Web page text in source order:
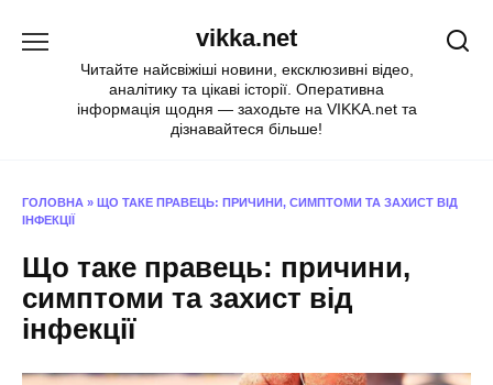
vikka.net
Читайте найсвіжіші новини, ексклюзивні відео,
аналітику та цікаві історії. Оперативна
інформація щодня — заходьте на VIKKA.net та
дізнавайтеся більше!
ГОЛОВНА » ЩО ТАКЕ ПРАВЕЦЬ: ПРИЧИНИ, СИМПТОМИ ТА ЗАХИСТ ВІД
ІНФЕКЦІЇ
Що таке правець: причини,
симптоми та захист від
інфекції